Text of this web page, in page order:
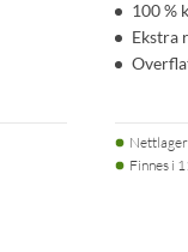
100 %
Ekstra
Nettlager
Finnes i